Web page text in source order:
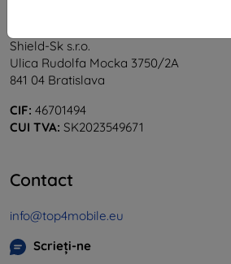
Shield-Sk s.r.o.
Ulica Rudolfa Mocka 3750/2A
841 04 Bratislava
CIF: 46701494
CUI TVA: SK2023549671
Contact
info@top4mobile.eu
Scrieți-ne